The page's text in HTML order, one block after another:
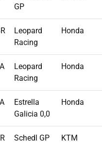
GP
Leopard
Racing
Honda
Leopard
Racing
Honda
Estrella
Galicia 0,0
Honda
Schedl GP
KTM